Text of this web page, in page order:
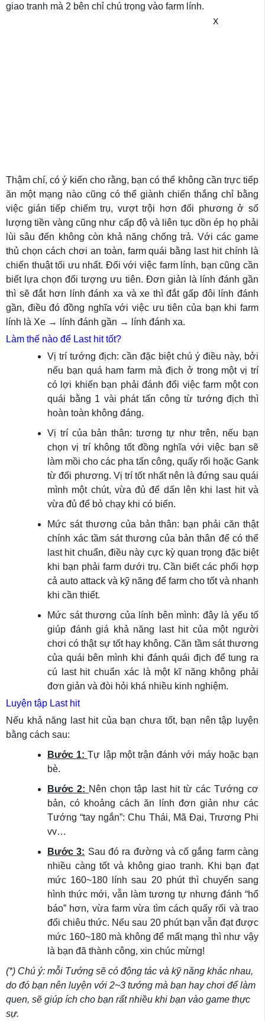
giao tranh mà 2 bên chỉ chú trọng vào farm lính.
X
Thậm chí, có ý kiến cho rằng, bạn có thể không cần trực tiếp
ăn một mạng nào cũng có thể giành chiến thắng chỉ bằng
việc gián tiếp chiếm trụ, vượt trội hơn đối phương ở số
lượng tiền vàng cũng như cấp độ và liên tục dồn ép họ phải
lùi sâu đến không còn khả năng chống trả. Với các game
thủ chọn cách chơi an toàn, farm quái bằng last hit chính là
chiến thuật tối ưu nhất. Đối với việc farm lính, bạn cũng cần
biết lựa chọn đối tượng ưu tiên. Đơn giản là lính đánh gần
thì sẽ đắt hơn lính đánh xa và xe thì đắt gấp đôi lính đánh
gần, điều đó đồng nghĩa với việc ưu tiên của bạn khi farm
lính là Xe → lính đánh gần → lính đánh xa.
Làm thế nào để Last hit tốt?
Vị trí tướng địch: cần đặc biệt chú ý điều này, bởi
nếu bạn quá ham farm mà địch ở trong một vị trí
có lợi khiến bạn phải đánh đổi việc farm một con
quái bằng 1 vài phát tấn công từ tướng địch thì
hoàn toàn không đáng.
Vị trí của bản thân: tương tự như trên, nếu bạn
chọn vị trí không tốt đồng nghĩa với việc bạn sẽ
làm mồi cho các pha tấn công, quấy rối hoặc Gank
từ đối phương. Vị trí tốt nhất nên là đứng sau quái
mình một chút, vừa đủ để dấn lên khi last hit và
vừa đủ để bỏ chạy khi có biến.
Mức sát thương của bản thân: bạn phải căn thật
chính xác tầm sát thương của bản thân để có thể
last hit chuẩn, điều này cực kỳ quan trọng đặc biệt
khi bạn phải farm dưới trụ. Cần biết các phối hợp
cả auto attack và kỹ năng để farm cho tốt và nhanh
khi cần thiết.
Mức sát thương của lính bên mình: đây là yếu tố
giúp đánh giá khả năng last hit của một người
chơi có thật sự tốt hay không. Căn tầm sát thương
của quái bên mình khi đánh quái địch để tung ra
cú last hit chuẩn xác là một kĩ năng không phải
đơn giản và đòi hỏi khá nhiều kinh nghiệm.
Luyện tập Last hit
Nếu khả năng last hit của bạn chưa tốt, bạn nên tập luyện
bằng cách sau:
Bước 1:Tự lập một trận đánh với máy hoặc bạn
bè.
Bước 2: Nên chọn tập last hit từ các Tướng cơ
bản, có khoảng cách ăn lính đơn giản như các
Tướng “tay ngắn”: Chu Thái, Mã Đại, Trương Phi
vv…
Bước 3: Sau đó ra đường và cố gắng farm càng
nhiều càng tốt và không giao tranh. Khi bạn đạt
mức 160~180 lính sau 20 phút thì chuyển sang
hình thức mới, vẫn làm tương tự nhưng đánh “hổ
báo” hơn, vừa farm vừa tìm cách quấy rối và trao
đổi chiêu thức. Nếu sau 20 phút bạn vẫn đạt được
mức 160~180 mà không để mất mạng thì như vậy
là bạn đã thành công, xin chúc mừng!
(*) Chú ý: mỗi Tướng sẽ có động tác và kỹ năng khác nhau,
do đó bạn nên luyện với 2~3 tướng mà bạn hay chơi để làm
quen, sẽ giúp ích cho bạn rất nhiều khi bạn vào game thực
sự.